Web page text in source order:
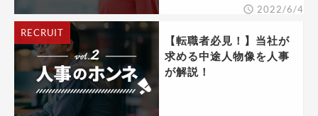
2022/6/4
RECRUIT
【転職者必見！】当社が
求める中途人物像を人事
が解説！